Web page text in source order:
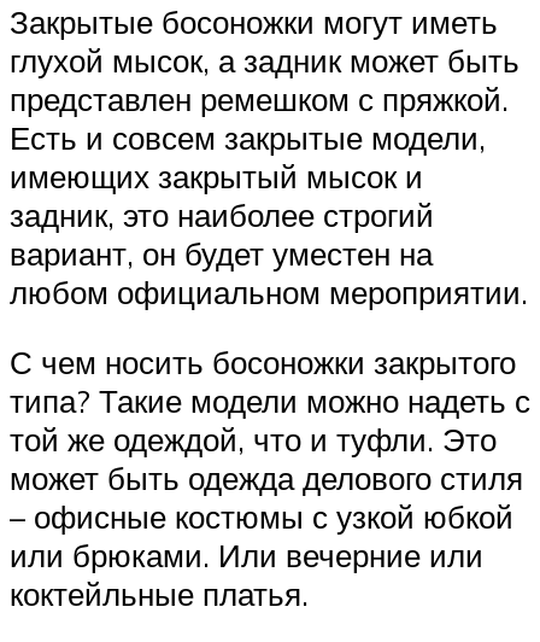
Закрытые босоножки могут иметь
глухой мысок, а задник может быть
представлен ремешком с пряжкой.
Есть и совсем закрытые модели,
имеющих закрытый мысок и
задник, это наиболее строгий
вариант, он будет уместен на
любом официальном мероприятии.
С чем носить босоножки закрытого
типа? Такие модели можно надеть с
той же одеждой, что и туфли. Это
может быть одежда делового стиля
– офисные костюмы с узкой юбкой
или брюками. Или вечерние или
коктейльные платья.